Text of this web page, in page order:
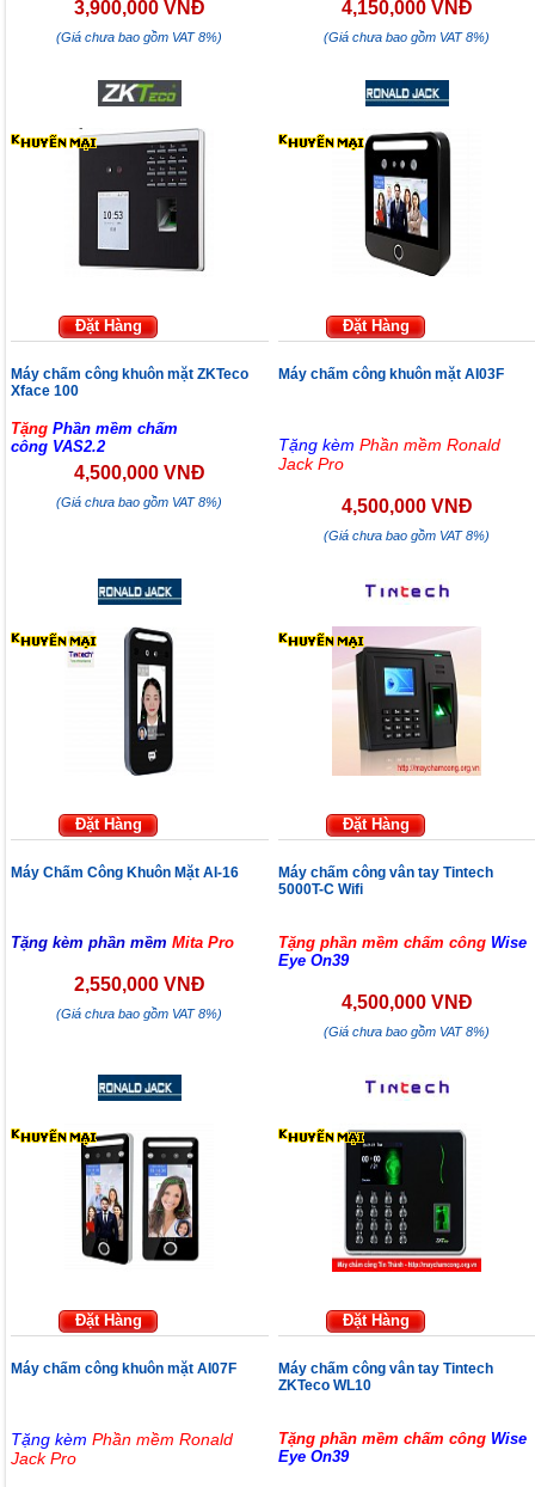
3,900,000 VNĐ
(Giá chưa bao gồm VAT 8%)
4,150,000 VNĐ
(Giá chưa bao gồm VAT 8%)
Đặt Hàng
Máy chấm công khuôn mặt ZKTeco
Xface 100
TặngPhần mềm chấm
công VAS2.2
4,500,000 VNĐ
(Giá chưa bao gồm VAT 8%)
Đặt Hàng
Máy chấm công khuôn mặt AI03F
Tặng kèmPhần mềm Ronald
Jack Pro
4,500,000 VNĐ
(Giá chưa bao gồm VAT 8%)
Đặt Hàng
Máy Chấm Công Khuôn Mặt AI-16
Tặng kèm phần mềmMita Pro
2,550,000 VNĐ
(Giá chưa bao gồm VAT 8%)
Đặt Hàng
Máy chấm công vân tay Tintech
5000T-C Wifi
Tặng phần mềm chấm công Wise
Eye On39
4,500,000 VNĐ
(Giá chưa bao gồm VAT 8%)
Đặt Hàng
Máy chấm công khuôn mặt AI07F
Tặng kèmPhần mềm Ronald
Jack Pro
Đặt Hàng
Máy chấm công vân tay Tintech
ZKTeco WL10
Tặng phần mềm chấm công Wise
Eye On39